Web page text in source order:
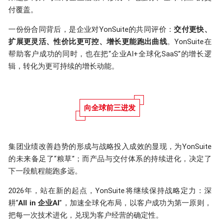
付覆盖。
一份份合同背后，是企业对YonSuite的共同评价：交付更快、
扩展更灵活、性价比更可控、增长更能跑出曲线。YonSuite在
帮助客户成功的同时，也在把“企业AI+全球化SaaS”的增长逻
辑，转化为更可持续的增长动能。
向全球前三进发
集团业绩改善趋势的形成与战略投入成效的显现，为YonSuite
的未来备足了“粮草”；而产品与交付体系的持续进化，决定了
下一段航程能跑多远。
2026年，站在新的起点，YonSuite将继续保持战略定力：深
耕“All in 企业AI”，加速全球化布局，以客户成功为第一原则，
把每一次技术进化，兑现为客户经营的确定性。